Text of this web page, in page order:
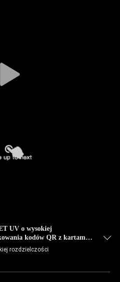
UV o wysokiej
kodów QR z kartami
rozdzielczości